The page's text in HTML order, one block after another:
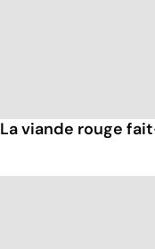
La viande rouge